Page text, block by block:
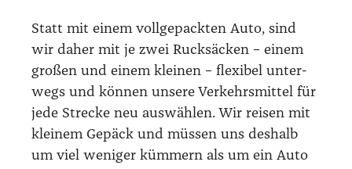
Statt mit einem voll­ge­pack­ten Auto, sind
wir daher mit je zwei Ruck­sä­cken – einem
gro­ßen und einem klei­nen – fle­xi­bel unter­
wegs und kön­nen unse­re Ver­kehrs­mit­tel für
jede Stre­cke neu aus­wäh­len. Wir rei­sen mit
klei­nem Gepäck und müs­sen uns des­halb
um viel weni­ger küm­mern als um ein Auto